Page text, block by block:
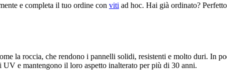
e completa il tuo ordine con viti ad hoc. Hai già ordinato?
la roccia, che rendono i pannelli solidi, resistenti e molto duri. In
e mantengono il loro aspetto inalterato per più di 30 anni.